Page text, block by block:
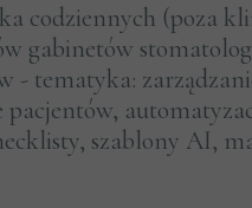
codziennych (poza
gabinetów
- tematyka:
pacjentów,
szablony AI,